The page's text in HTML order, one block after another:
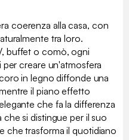
coerenza alla casa, con
tra loro.
buffet o comò, ogni
creare un'atmosfera
in legno diffonde una
il piano effetto
che fa la differenza
che si distingue per il suo
che trasforma il quotidiano